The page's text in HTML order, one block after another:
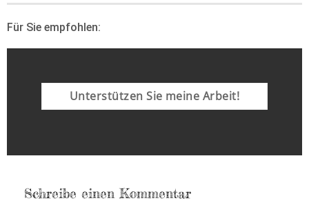
Für Sie empfohlen:
Unterstützen Sie meine Arbeit!
Schreibe einen Kommentar